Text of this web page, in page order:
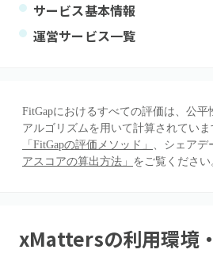
サービス基本情報
運営サービス一覧
FitGapにおけるすべての評価は、公
アルゴリズムを用いて計算されてい
「FitGapの評価メソッド」 、シェアデ
アスコアの算出方法」 をご覧ください
xMattersの利用環境